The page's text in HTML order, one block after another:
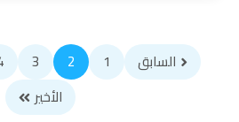
السابق 1
2
3
الأخير